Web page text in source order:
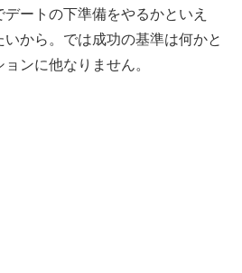
ートの下準備をやるかといえ
から。では成功の基準は何かと
ンに他なりません。